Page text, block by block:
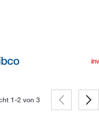
1-2 von 3